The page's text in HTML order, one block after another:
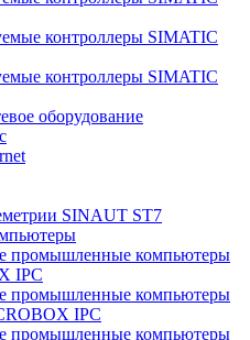
контроллеры SIMATIC
контроллеры SIMATIC
оборудование
SINAUT ST7
промышленные компьютеры
IPC
промышленные компьютеры
IPC
промышленные компьютеры